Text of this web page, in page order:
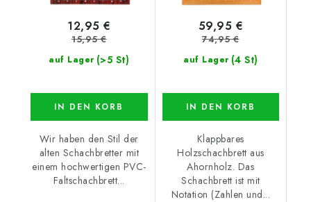
auf Lager (>5 St)
12,95 €
15,95 €
IN DEN KORB
Wir haben den Stil der
alten Schachbretter mit
einem hochwertigen PVC-
Faltschachbrett...
auf Lager (4 St)
59,95 €
74,95 €
IN DEN KORB
Klappbares
Holzschachbrett aus
Ahornholz. Das
Schachbrett ist mit
Notation (Zahlen und...